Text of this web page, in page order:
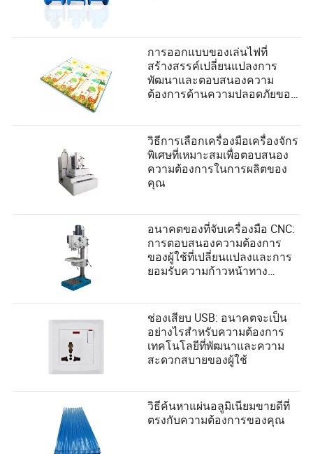
การออกแบบของเล่นไฟที่
สร้างสรรค์เปลี่ยนแปลงการ
พัฒนาและตอบสนองความ
ต้องการด้านความปลอดภัยของ
วิธีการเลือกเครื่องมือเครื่องจักร
พิเศษที่เหมาะสมเพื่อตอบสนอง
ความต้องการในการผลิตของ
คุณ
อนาคตของที่จับเครื่องมือ CNC:
การตอบสนองความต้องการ
ของผู้ใช้ที่เปลี่ยนแปลงและการ
ยอมรับความก้าวหน้าทาง
ช่องเสียบ USB: อนาคตจะเป็น
อย่างไรสำหรับความต้องการ
เทคโนโลยีที่พัฒนาและความ
สะดวกสบายของผู้ใช้
วิธีค้นหาแผ่นอลูมิเนียมขายดีที่
ตรงกับความต้องการของคุณ